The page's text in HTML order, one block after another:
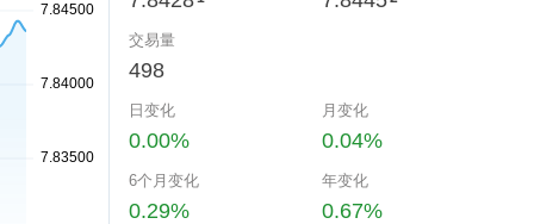
交易量
498
日变化
0.00%
月变化
0.04%
6个月变化
0.29%
年变化
0.67%